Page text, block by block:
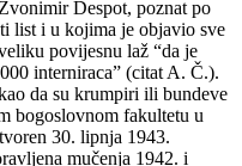
Despot, poznat po
list i u kojima je objavio sve
povijesnu laž “da je
interniraca” (citat A. Č.).
da su krumpiri ili bundeve
bogoslovnom fakultetu u
30. lipnja 1943.
mučenja 1942. i